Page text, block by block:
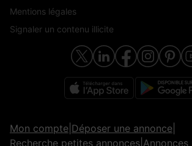
Mentions légales
Signaler un contenu illicite
Mon compte Déposer une annonce
Recherche petites annonces